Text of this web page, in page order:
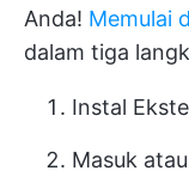
Anda! Memulai
dalam tiga
Instal
Masuk